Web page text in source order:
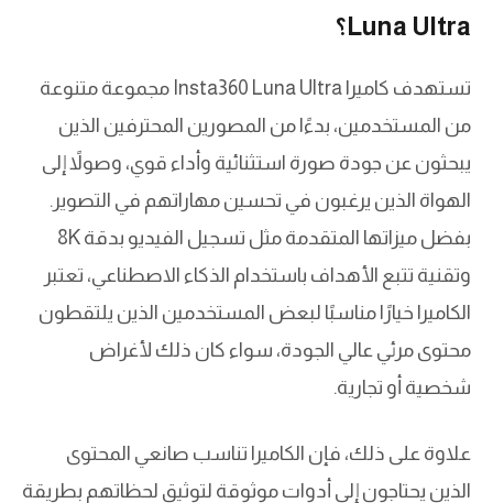
Luna Ultra؟
تستهدف كاميرا Insta360 Luna Ultra مجموعة متنوعة
من المستخدمين، بدءًا من المصورين المحترفين الذين
يبحثون عن جودة صورة استثنائية وأداء قوي، وصولاً إلى
الهواة الذين يرغبون في تحسين مهاراتهم في التصوير.
بفضل ميزاتها المتقدمة مثل تسجيل الفيديو بدقة 8K
وتقنية تتبع الأهداف باستخدام الذكاء الاصطناعي، تعتبر
الكاميرا خيارًا مناسبًا لبعض المستخدمين الذين يلتقطون
محتوى مرئي عالي الجودة، سواء كان ذلك لأغراض
شخصية أو تجارية.
علاوة على ذلك، فإن الكاميرا تناسب صانعي المحتوى
الذين يحتاجون إلى أدوات موثوقة لتوثيق لحظاتهم بطريقة